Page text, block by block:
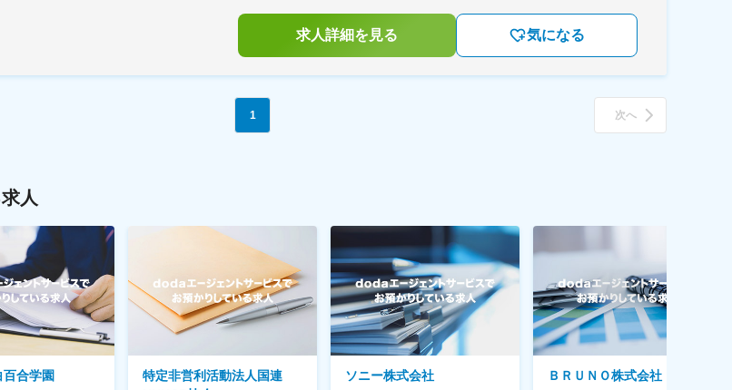
求人詳細を見る 気になる
1 次へ
人
百合学園
特定非営利活動法人国連
ソニー株式会社 ＢＲＵＮＯ株式会社